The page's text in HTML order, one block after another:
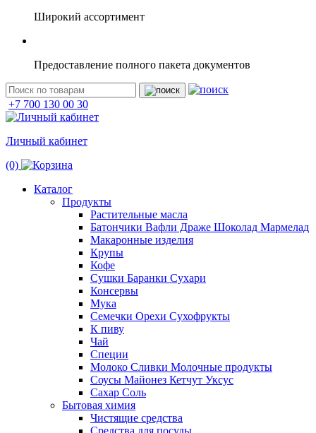
Широкий ассортимент
Предоставление полного пакета документов
+7 700 130 00 30
Личный кабинет
(0)
Каталог
Продукты
Растительные масла
Батончики Вафли Драже Шоколад Мармелад
Макаронные изделия
Крупы
Кофе
Сушки Баранки Сухари
Консервы
Мука
Семечки Орехи Сухофрукты
К пиву
Чай
Специи
Молоко Сливки Молочные продукты
Соусы Майонез Кетчут Уксус
Сахар Соль
Бытовая химия
Чистящие средства